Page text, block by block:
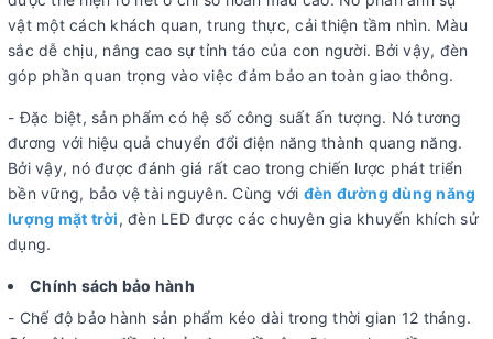
vật một cách khách quan, trung thực, cải thiện tầm nhìn. Màu
sắc dễ chịu, nâng cao sự tỉnh táo của con người. Bởi vậy, đèn
góp phần quan trọng vào việc đảm bảo an toàn giao thông.
- Đặc biệt, sản phẩm có hệ số công suất ấn tượng. Nó tương
đương với hiệu quả chuyển đổi điện năng thành quang năng.
Bởi vậy, nó được đánh giá rất cao trong chiến lược phát triển
bền vững, bảo vệ tài nguyên. Cùng với đèn đường dùng năng
lượng mặt trời, đèn LED được các chuyên gia khuyến khích sử
dụng.
Chính sách bảo hành
- Chế độ bảo hành sản phẩm kéo dài trong thời gian 12 tháng.